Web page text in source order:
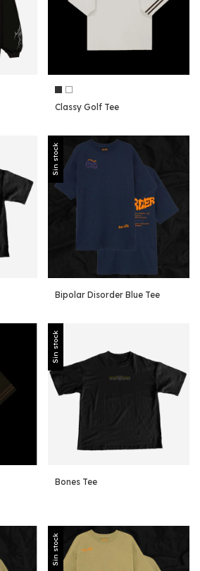
Classy Golf Tee
Sin stock
Bipolar Disorder Blue Tee
Sin stock
Bones Tee
Sin stock